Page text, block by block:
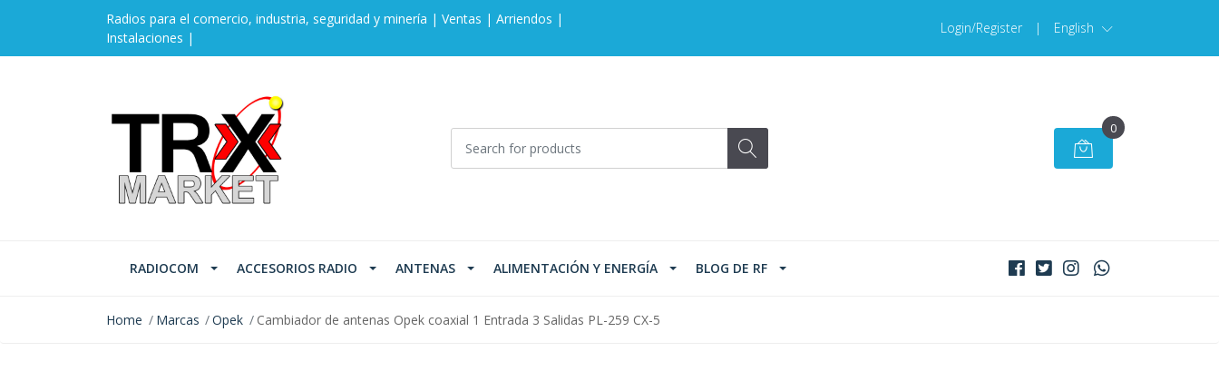
Radios para el comercio, industria, seguridad y minería | Ventas | Arriendos |
Instalaciones |
Login/Register | English
0
RADIOCOM ACCESORIOS RADIO ANTENAS ALIMENTACIÓN Y ENERGÍA BLOG DE RF
Home Marcas Opek Cambiador de antenas Opek coaxial 1 Entrada 3 Salidas PL-259 CX-5